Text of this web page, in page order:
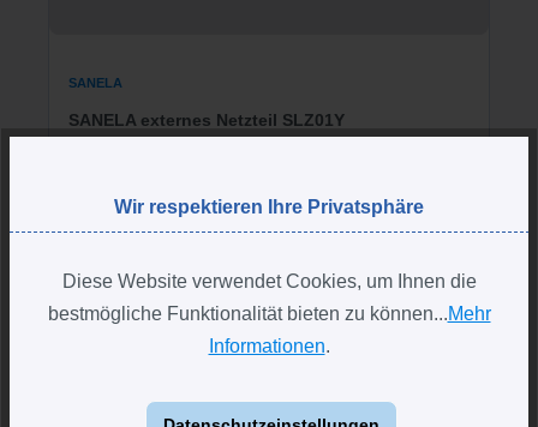
SANELA
SANELA externes Netzteil SLZ01Y
Netzteil für 24 V Elektroniken
Gleichstrom (DC)
Wir respektieren Ihre Privatsphäre
Diese Website verwendet Cookies, um Ihnen die
bestmögliche Funktionalität bieten zu können...Mehr
Informationen.